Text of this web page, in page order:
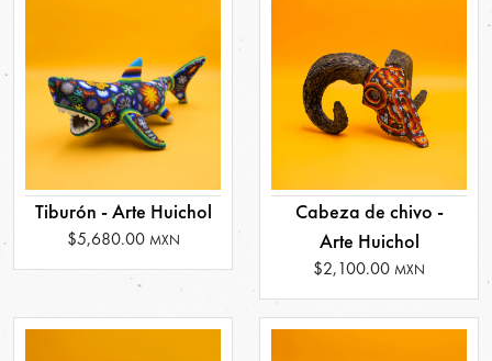
Tiburón - Arte Huichol
$5,680.00 MXN
Cabeza de chivo -
Arte Huichol
$2,100.00 MXN